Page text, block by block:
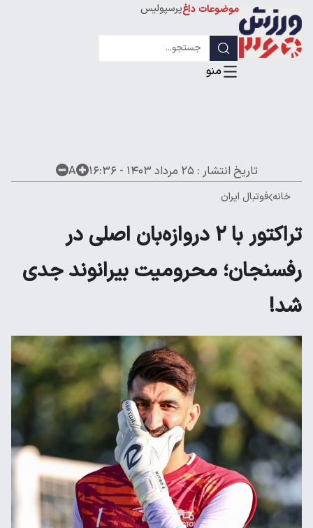
موضوعات داغپرسپولیس
لیگ قهرمانان
تاریخ انتشار : ۲۵ مرداد ۱۴۰۳ - ۱۶:۳۶ A
خانه فوتبال ایران
تراکتور با ۲ دروازه‌بان اصلی در
رفسنجان؛ محرومیت بیرانوند جدی
شد!